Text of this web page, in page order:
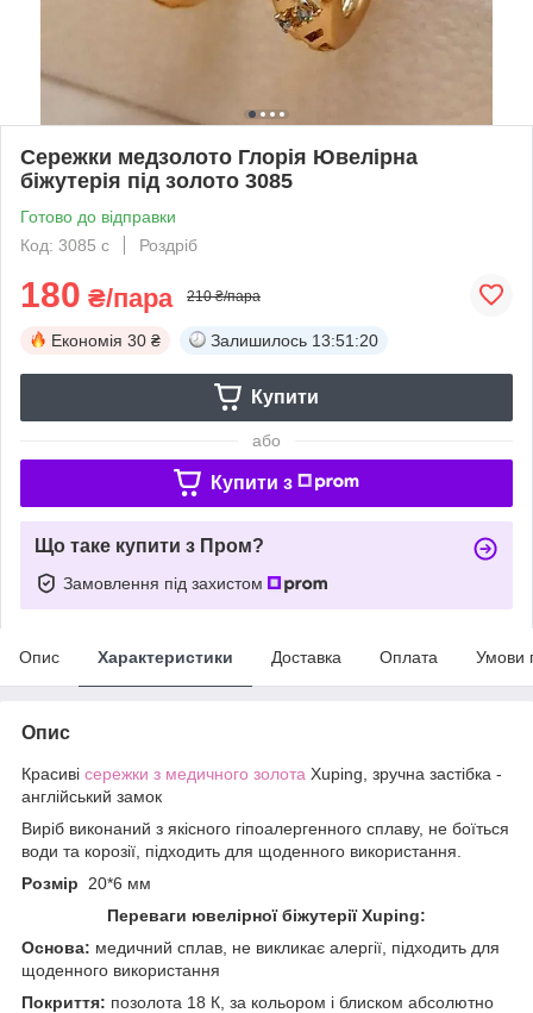
Сережки медзолото Глорія Ювелірна
біжутерія під золото 3085
Готово до відправки
Код: 3085 с
Роздріб
180 ₴/пара 210 ₴/пара
Економія 30 ₴ Залишилось 13:51:19
Купити
або
Купити з
Що таке купити з Пром?
Замовлення під захистом
Опис Характеристики Доставка Оплата Умови
Опис
Красиві сережки з медичного золота Xuping, зручна застібка -
англійський замок
Виріб виконаний з якісного гіпоалергенного сплаву, не боїться
води та корозії, підходить для щоденного використання.
Розмір 20*6 мм
Переваги ювелірної біжутерії Xuping:
Основа: медичний сплав, не викликає алергії, підходить для
щоденного використання
Покриття: позолота 18 К, за кольором і блиском абсолютно